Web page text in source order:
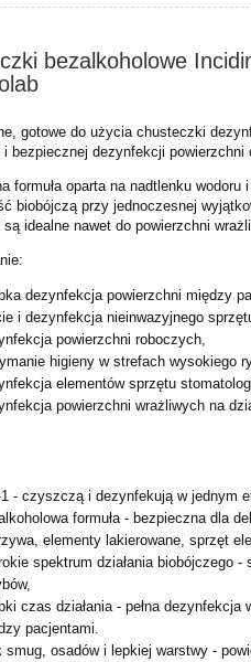
bezalkoholowe
gotowe do użycia chusteczki
bezpiecznej dezynfekcji powierzchni
formuła oparta na nadtlenku
biobójczą przy jednoczesnej
idealne nawet do powierzchni
dezynfekcja powierzchni między
i dezynfekcja nieinwazyjnego
powierzchni roboczych,
higieny w strefach wysokiego
elementów sprzętu
powierzchni wrażliwych na
1 - czyszczą i dezynfekują w jednym
formuła - bezpieczna dla
elementy lakierowane, sprzęt
spektrum działania biobójczego
czas działania - pełna
pacjentami.
smug, osadów i lepkiej warstwy -